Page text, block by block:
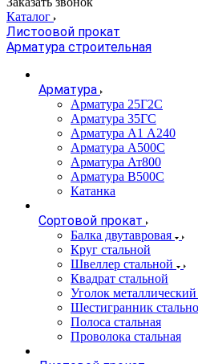
Каталог
Листоовой прокат
Арматура строительная
Арматура
Арматура 25Г2С
Арматура 35ГС
Арматура А1 А240
Арматура А500С
Арматура Ат800
Арматура В500С
Катанка
Сортовой прокат
Балка двутавровая
Круг стальной
Швеллер стальной
Квадрат стальной
Уголок металлический
Шестигранник
Полоса стальная
Проволока стальная